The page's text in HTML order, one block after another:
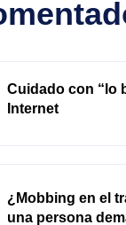
Cuidado con “lo
Internet
¿Mobbing en el
una persona